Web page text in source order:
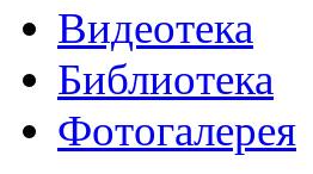
Видеотека
Библиотека
Фотогалерея